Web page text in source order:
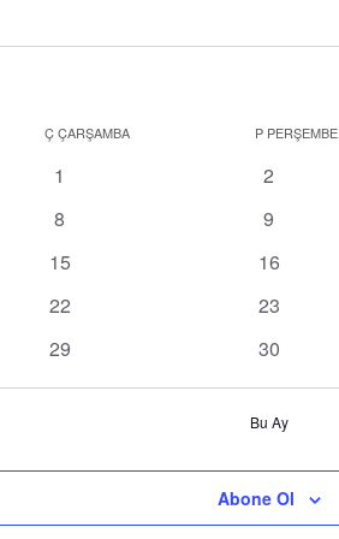
ÇÇARŞAMBA P PERŞEMBE
0
1
0
2
0
8
0
9
0
15
0
16
0
22
0
23
0
29
0
30
Bu Ay
Abone Ol